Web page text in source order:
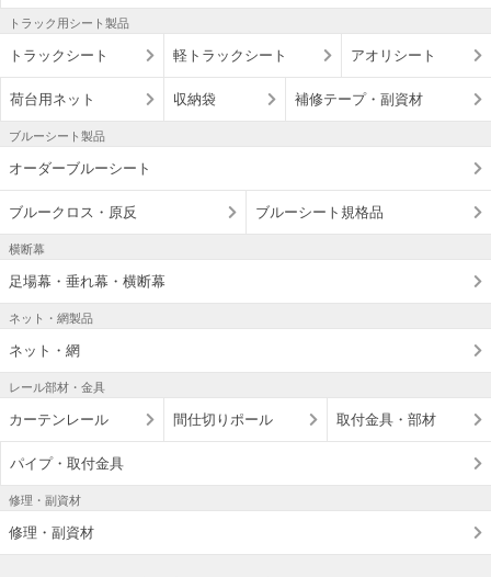
トラック用シート製品
トラックシート 軽トラックシート アオリシート
荷台用ネット 収納袋 補修テープ・副資材
ブルーシート製品
オーダーブルーシート
ブルークロス・原反 ブルーシート規格品
横断幕
足場幕・垂れ幕・横断幕
ネット・網製品
ネット・網
レール部材・金具
カーテンレール 間仕切りポール 取付金具・部材
パイプ・取付金具
修理・副資材
修理・副資材